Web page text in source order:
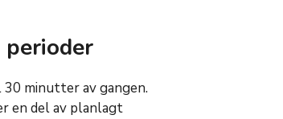
perioder
minutter av gangen.
en del av planlagt